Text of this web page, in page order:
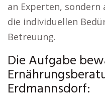
an Experten,
die individuellen
Betreuung.
Die Aufgabe
Erdmannsdorf: